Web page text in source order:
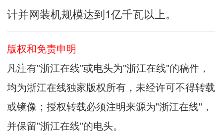
计并网装机规模达到1亿千瓦以上。
版权和免责申明
凡注有"浙江在线"或电头为"浙江在线"的稿件，
均为浙江在线独家版权所有，未经许可不得转载
或镜像；授权转载必须注明来源为"浙江在线"，
并保留"浙江在线"的电头。